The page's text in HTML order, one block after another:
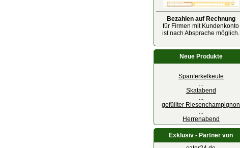
Bezahlen auf Rechnung
für Firmen mit Kundenkonto
ist nach Absprache möglich.
Neue Produkte
Spanferkelkeule
...
Skatabend
...
gefüllter Riesenchampignon
...
Herrenabend
Exklusiv - Partner von